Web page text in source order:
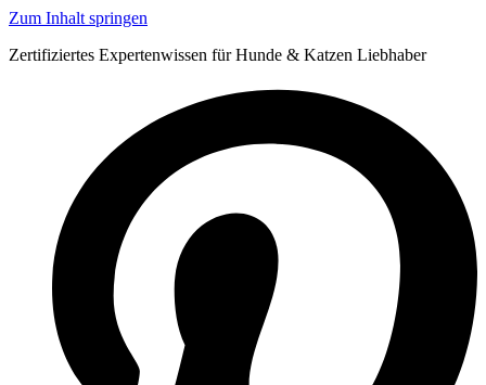
Zum Inhalt springen
Zertifiziertes Expertenwissen für Hunde & Katzen Liebhaber